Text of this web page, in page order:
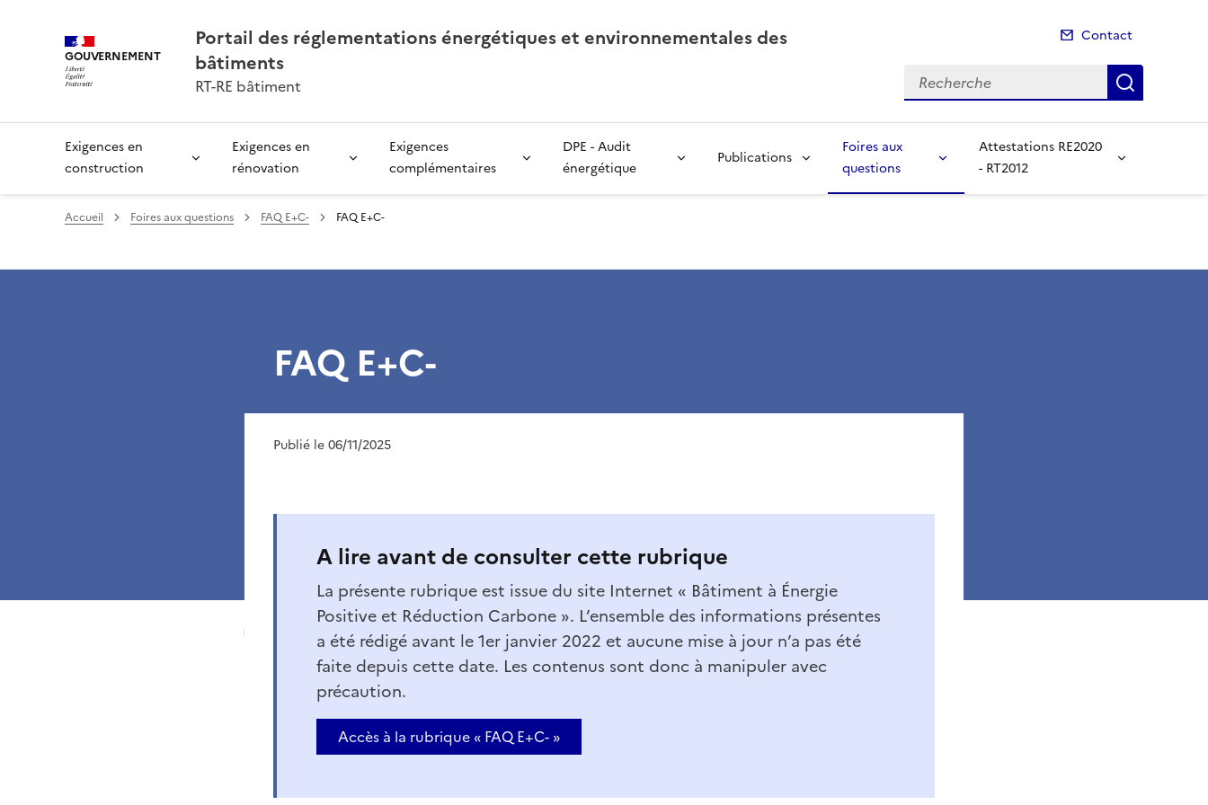
GOUVERNEMENT
Portail des réglementations énergétiques et environnementales des
bâtiments
RT-RE bâtiment
Contact
Recherche
Exigences en
construction
Exigences en
rénovation
Exigences
complémentaires
DPE - Audit
énergétique
Publications
Foires aux
questions
Attestations RE2020
- RT2012
Accueil Foires aux questions FAQ E+C- FAQ E+C-
FAQ E+C-
Publié le 06/11/2025
A lire avant de consulter cette rubrique
La présente rubrique est issue du site Internet « Bâtiment à Énergie
Positive et Réduction Carbone ». L’ensemble des informations présentes
a été rédigé avant le 1er janvier 2022 et aucune mise à jour n’a pas été
faite depuis cette date. Les contenus sont donc à manipuler avec
précaution.
Accès à la rubrique « FAQ E+C- »